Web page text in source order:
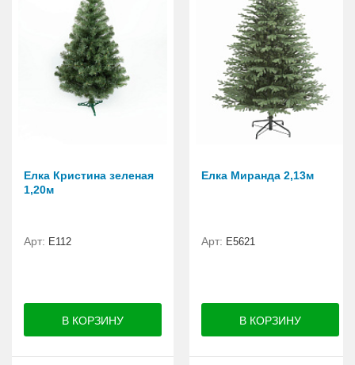
Елка Кристина зеленая
1,20м
Арт: E112
Елка Миранда 2,13м
Арт: Е5621